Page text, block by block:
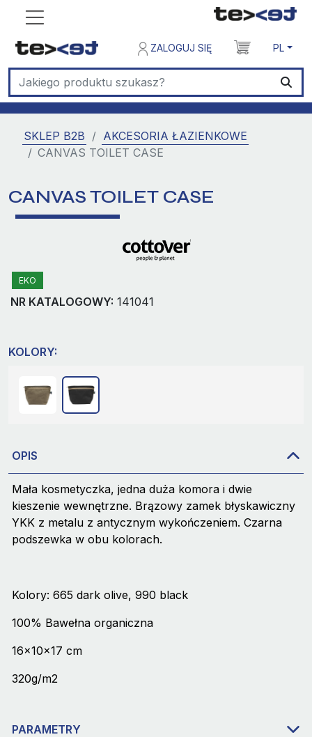
ZALOGUJ SIĘ PL
SKLEP B2B
AKCESORIA ŁAZIENKOWE
CANVAS TOILET CASE
CANVAS TOILET CASE
EKO
NR KATALOGOWY: 141041
KOLORY:
OPIS
Mała kosmetyczka, jedna duża komora i dwie
kieszenie wewnętrzne. Brązowy zamek błyskawiczny
YKK z metalu z antycznym wykończeniem. Czarna
podszewka w obu kolorach.
Kolory: 665 dark olive, 990 black
100% Bawełna organiczna
16x10x17 cm
320g/m2
PARAMETRY